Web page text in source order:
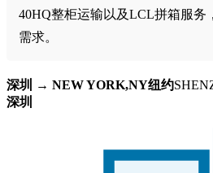
40HQ整柜运输以及LCL拼箱服务
需求。
深圳 → NEW YORK,NY纽约
深圳